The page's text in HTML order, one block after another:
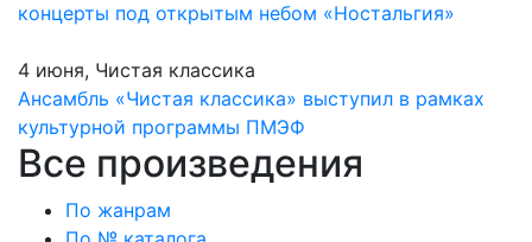
концерты под открытым небом «Ностальгия»
4 июня, Чистая классика
Ансамбль «Чистая классика» выступил в рамках
культурной программы ПМЭФ
Все произведения
По жанрам